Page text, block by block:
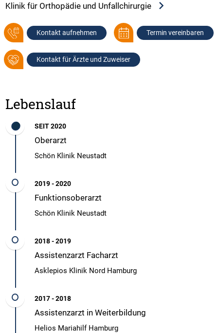
Klinik für Orthopädie und Unfallchirurgie
Kontakt aufnehmen Termin vereinbaren
Kontakt für Ärzte und Zuweiser
Lebenslauf
SEIT 2020
Oberarzt
Schön Klinik Neustadt
2019 - 2020
Funktionsoberarzt
Schön Klinik Neustadt
2018 - 2019
Assistenzarzt Facharzt
Asklepios Klinik Nord Hamburg
2017 - 2018
Assistenzarzt in Weiterbildung
Helios Mariahilf Hamburg